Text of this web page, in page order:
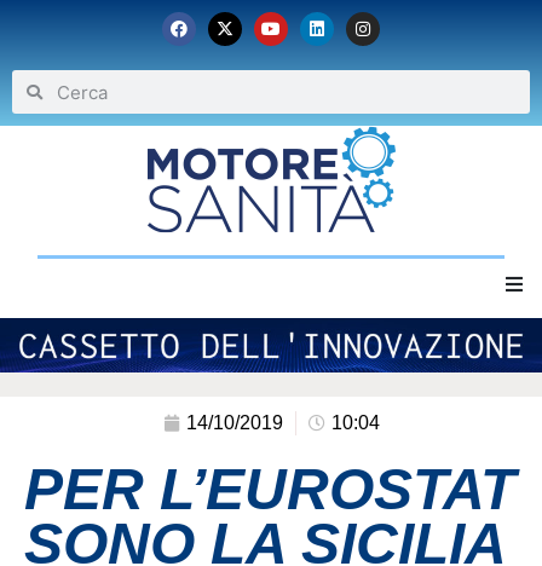
Home
Eventi
Archivio
14/10/2019 10:04
PER L’EUROSTAT
SONO LA SICILIA